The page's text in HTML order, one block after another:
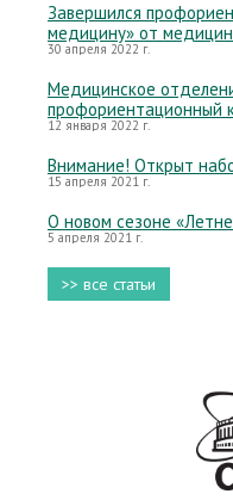
Завершился
медицину» от
30 апреля 2022 г.
Медицинское
профориентационный
12 января 2022 г.
Внимание! Открыт
15 апреля 2021 г.
О новом сезоне
5 апреля 2021 г.
>> все статьи